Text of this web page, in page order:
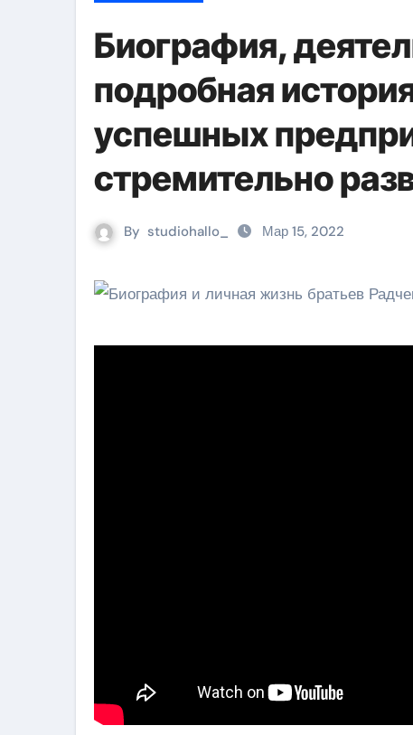
Биография,
подробная
успешных
стремительно
By studiohallo_ Мар 15, 2022